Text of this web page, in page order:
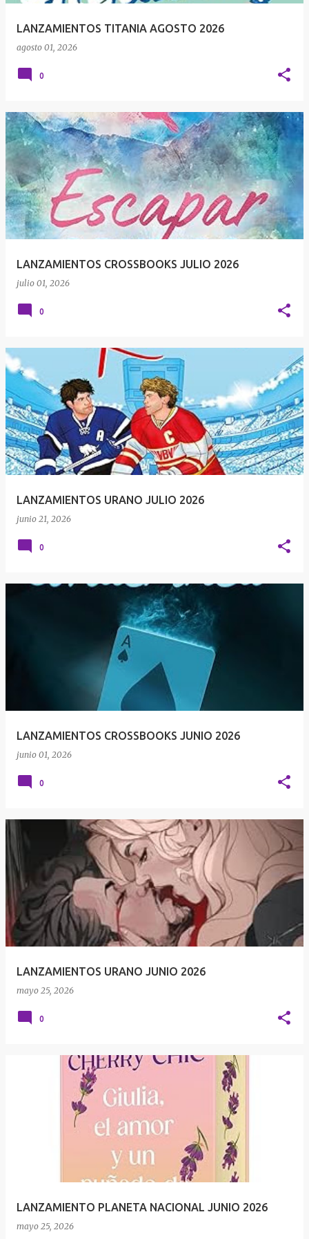
LANZAMIENTOS TITANIA AGOSTO 2026
agosto 01, 2026
0
LANZAMIENTOS CROSSBOOKS JULIO 2026
julio 01, 2026
0
LANZAMIENTOS URANO JULIO 2026
junio 21, 2026
0
LANZAMIENTOS CROSSBOOKS JUNIO 2026
junio 01, 2026
0
LANZAMIENTOS URANO JUNIO 2026
mayo 25, 2026
0
LANZAMIENTO PLANETA NACIONAL JUNIO 2026
mayo 25, 2026